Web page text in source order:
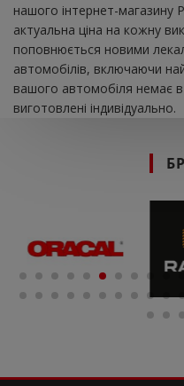
нашого інтернет-магазину
актуальна ціна на кожну
поповнюється новими
автомобілів, включаючи
вашого автомобіля немає
виготовлені індивідуально.